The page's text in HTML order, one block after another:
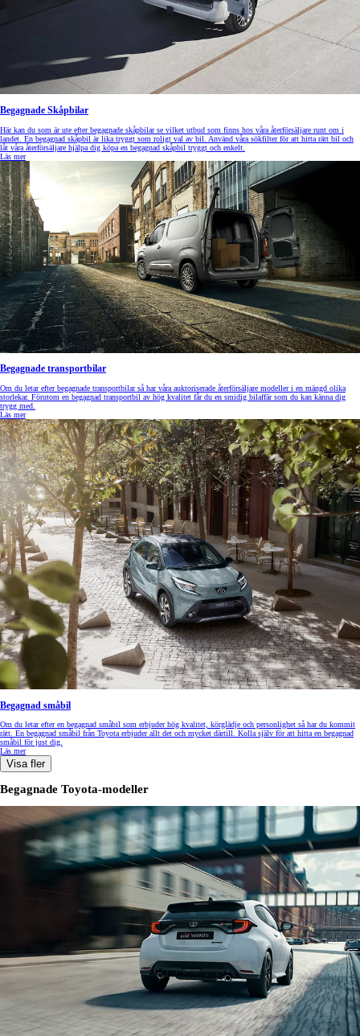
Begagnade Skåpbilar
Här kan du som är ute efter begagnade skåpbilar se vilket utbud som finns hos våra återförsäljare runt om i
landet. En begagnad skåpbil är lika tryggt som roligt val av bil. Använd våra sökfilter för att hitta rätt bil och
låt våra återförsäljare hjälpa dig köpa en begagnad skåpbil tryggt och enkelt.
Läs mer
Begagnade transportbilar
Om du letar efter begagnade transportbilar så har våra auktoriserade återförsäljare modeller i en mängd olika
storlekar. Förutom en begagnad transportbil av hög kvalitet får du en smidig bilaffär som du kan känna dig
trygg med.
Läs mer
Begagnad småbil
Om du letar efter en begagnad småbil som erbjuder hög kvalitet, körglädje och personlighet så har du kommit
rätt. En begagnad småbil från Toyota erbjuder allt det och mycket därtill. Kolla själv för att hitta en begagnad
småbil för just dig.
Läs mer
Visa fler
Begagnade Toyota-modeller